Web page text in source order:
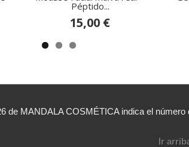
Péptido...
15,00 €
MANDALA COSMÉTICA indica el número
Ir